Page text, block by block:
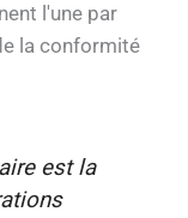
l'une par
la conformité
est la